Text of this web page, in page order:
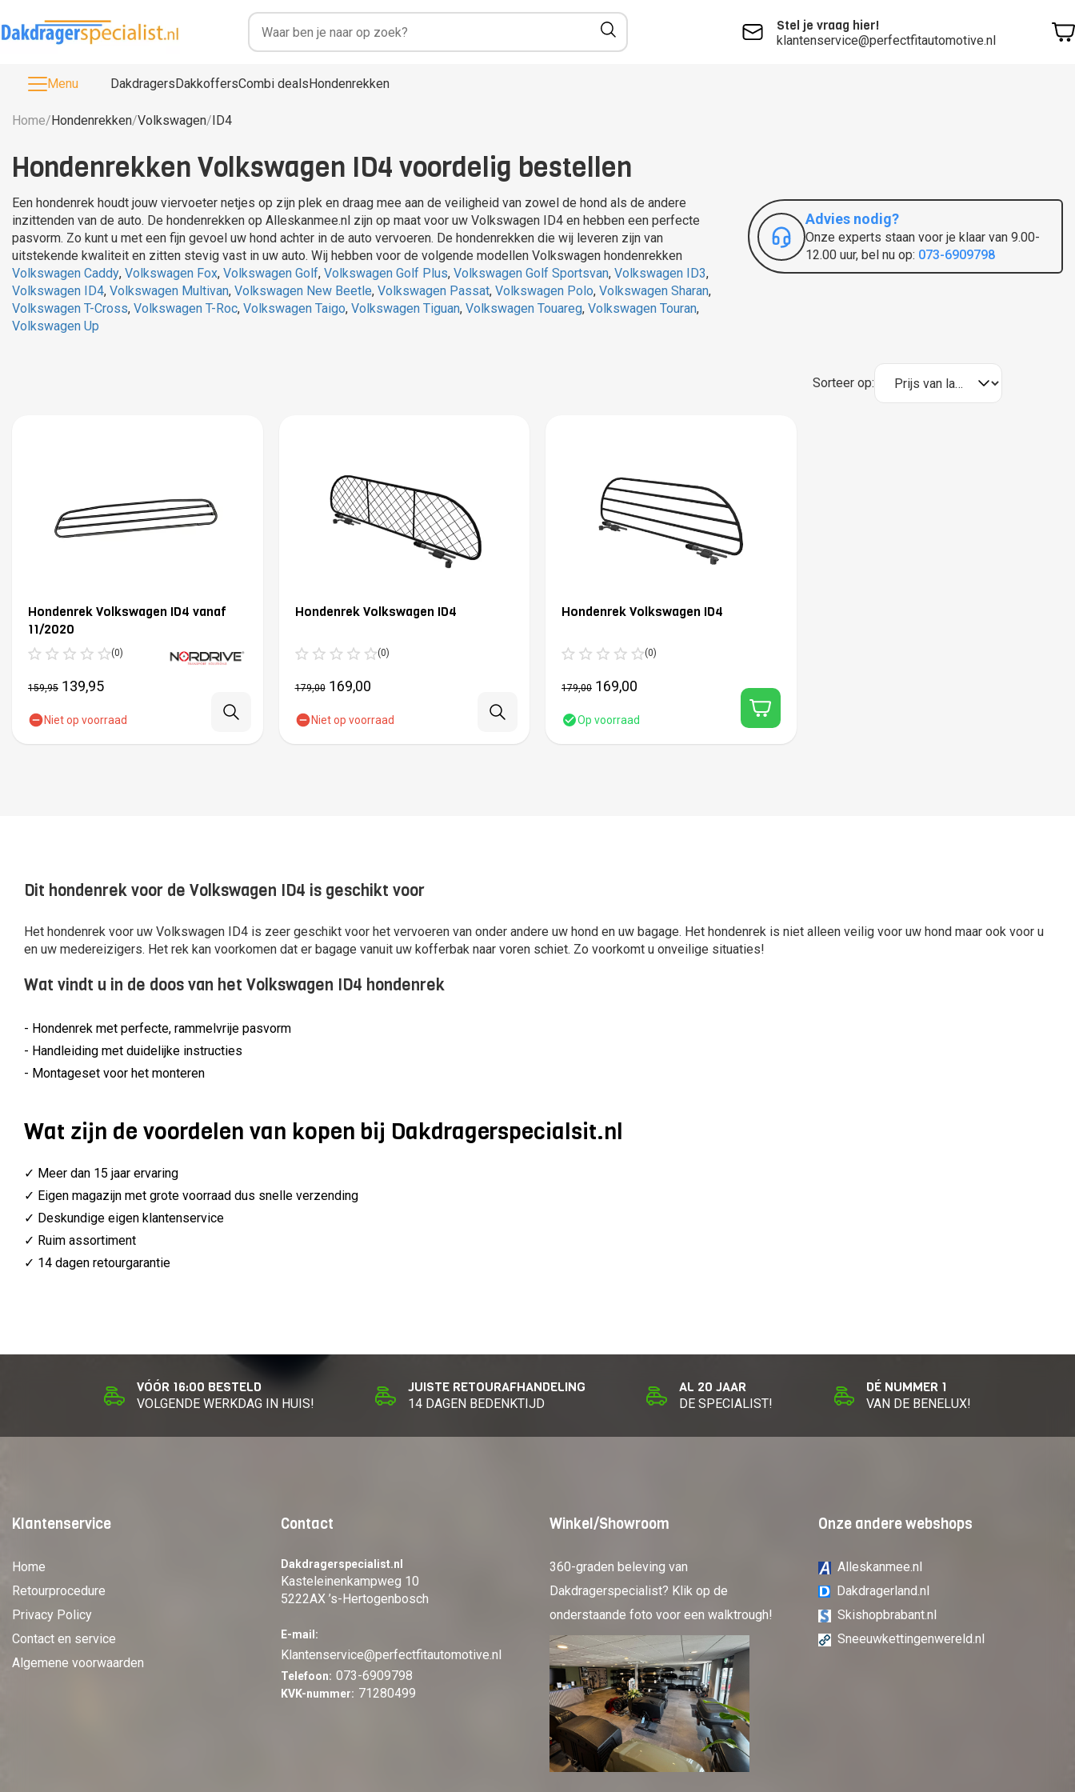
Stel je vraag hier!
klantenservice@perfectfitautomotive.nl
Menu DakdragersDakkoffersCombi dealsHondenrekken
Home/Hondenrekken/Volkswagen/ID4
Hondenrekken Volkswagen ID4 voordelig bestellen
Een hondenrek houdt jouw viervoeter netjes op zijn plek en draag mee aan de veiligheid van zowel de hond als de andere
inzittenden van de auto. De hondenrekken op Alleskanmee.nl zijn op maat voor uw Volkswagen ID4 en hebben een perfecte
pasvorm. Zo kunt u met een fijn gevoel uw hond achter in de auto vervoeren. De hondenrekken die wij leveren zijn van
uitstekende kwaliteit en zitten stevig vast in uw auto. Wij hebben voor de volgende modellen Volkswagen hondenrekken
Volkswagen Caddy, Volkswagen Fox, Volkswagen Golf, Volkswagen Golf Plus, Volkswagen Golf Sportsvan, Volkswagen ID3,
Volkswagen ID4, Volkswagen Multivan, Volkswagen New Beetle, Volkswagen Passat, Volkswagen Polo, Volkswagen Sharan,
Volkswagen T-Cross, Volkswagen T-Roc, Volkswagen Taigo, Volkswagen Tiguan, Volkswagen Touareg, Volkswagen Touran,
Volkswagen Up
Advies nodig?
Onze experts staan voor je klaar van 9.00-
12.00 uur, bel nu op: 073-6909798
Sorteer op:
Hondenrek Volkswagen ID4 vanaf
11/2020
(0)
159,95 139,95
Niet op voorraad
Hondenrek Volkswagen ID4
(0)
179,00 169,00
Niet op voorraad
Hondenrek Volkswagen ID4
(0)
179,00 169,00
Op voorraad
Dit hondenrek voor de Volkswagen ID4 is geschikt voor
Het hondenrek voor uw Volkswagen ID4 is zeer geschikt voor het vervoeren van onder andere uw hond en uw bagage. Het hondenrek is niet alleen veilig voor uw hond maar ook voor u
en uw medereizigers. Het rek kan voorkomen dat er bagage vanuit uw kofferbak naar voren schiet. Zo voorkomt u onveilige situaties!
Wat vindt u in de doos van het Volkswagen ID4 hondenrek
- Hondenrek met perfecte, rammelvrije pasvorm
- Handleiding met duidelijke instructies
- Montageset voor het monteren
Wat zijn de voordelen van kopen bij Dakdragerspecialsit.nl
✓ Meer dan 15 jaar ervaring
✓ Eigen magazijn met grote voorraad dus snelle verzending
✓ Deskundige eigen klantenservice
✓ Ruim assortiment
✓ 14 dagen retourgarantie
VÓÓR 16:00 BESTELD
VOLGENDE WERKDAG IN HUIS!
JUISTE RETOURAFHANDELING
14 DAGEN BEDENKTIJD
AL 20 JAAR
DE SPECIALIST!
DÉ NUMMER 1
VAN DE BENELUX!
Klantenservice
Home
Retourprocedure
Privacy Policy
Contact en service
Algemene voorwaarden
Contact
Dakdragerspecialist.nl
Kasteleinenkampweg 10
5222AX ’s-Hertogenbosch
E-mail:
Klantenservice@perfectfitautomotive.nl
Telefoon: 073-6909798
KVK-nummer: 71280499
Winkel/Showroom
360-graden beleving van
Dakdragerspecialist? Klik op de
onderstaande foto voor een walktrough!
Onze andere webshops
Alleskanmee.nl
Dakdragerland.nl
Skishopbrabant.nl
Sneeuwkettingenwereld.nl